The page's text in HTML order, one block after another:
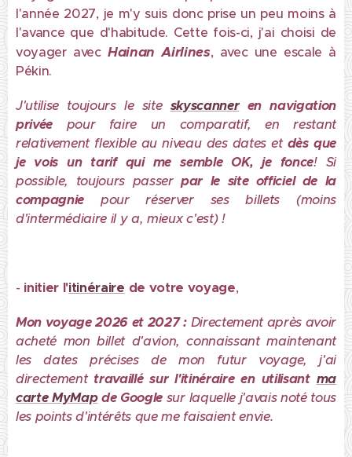
l'année 2027, je m'y suis donc prise un peu moins à
l'avance que d'habitude. Cette fois-ci, j'ai choisi de
voyager avecHainan Airlines, avec une escale à
Pékin.
J'utilise toujours le site skyscanner en navigation
privée pour faire un comparatif, en restant
relativement flexible au niveau des dates et dès que
je vois un tarif qui me semble OK, je fonce! Si
possible, toujours passerpar le site officiel de la
compagnie pour réserver ses billets (moins
d'intermédiaire il y a, mieux c'est) !
- initier l'itinéraire de votre voyage,
Mon voyage 2026 et 2027 : Directement après avoir
acheté mon billet d'avion, connaissant maintenant
les dates précises de mon futur voyage, j'ai
directement travaillé sur l'itinéraire en utilisant ma
carte MyMapde Google sur laquelle j'avais noté tous
les points d'intérêts que me faisaient envie.